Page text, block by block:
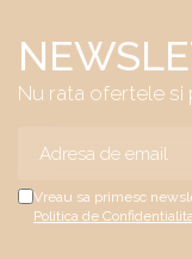
Nu rata ofertele
Vreau sa primesc
Politica de